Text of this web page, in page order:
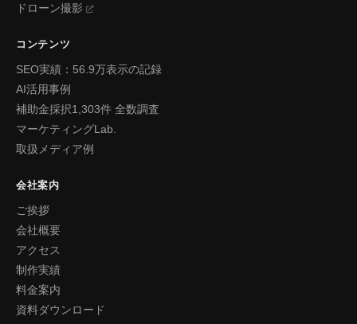
ドローン撮影
コンテンツ
SEO実績：56.9万表示の記録
AI活用事例
補助金採択1,303件 全数調査
マーケティングLab.
取扱メディア例
会社案内
ご挨拶
会社概要
アクセス
制作実績
料金案内
資料ダウンロード